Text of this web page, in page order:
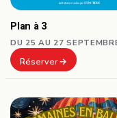
Plan à 3
DU 25 AU 27
Réserver